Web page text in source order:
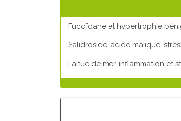
Fucoïdane et hypertrophie
Salidroside, acide malique,
Laitue de mer, inflammation et